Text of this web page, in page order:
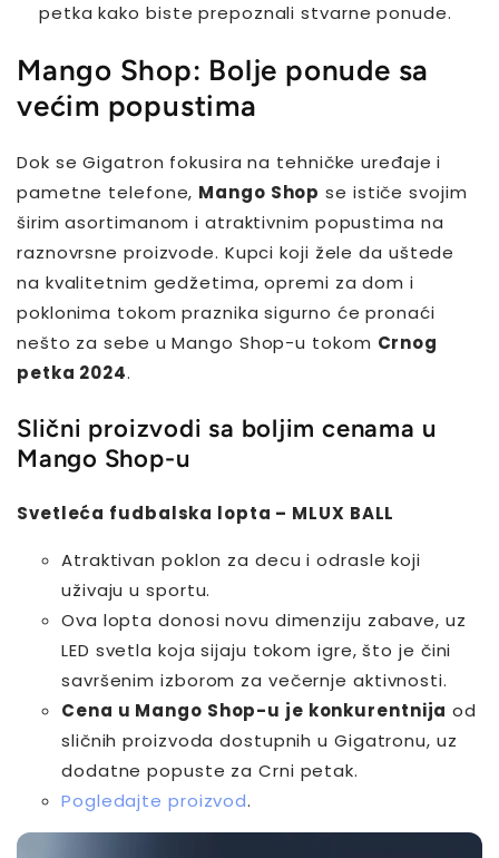
petka kako biste prepoznali stvarne ponude.
Mango Shop: Bolje ponude sa
većim popustima
Dok se Gigatron fokusira na tehničke uređaje i
pametne telefone, Mango Shop se ističe svojim
širim asortimanom i atraktivnim popustima na
raznovrsne proizvode. Kupci koji žele da uštede
na kvalitetnim gedžetima, opremi za dom i
poklonima tokom praznika sigurno će pronaći
nešto za sebe u Mango Shop-u tokom Crnog
petka 2024.
Slični proizvodi sa boljim cenama u
Mango Shop-u
Svetleća fudbalska lopta – MLUX BALL
Atraktivan poklon za decu i odrasle koji
uživaju u sportu.
Ova lopta donosi novu dimenziju zabave, uz
LED svetla koja sijaju tokom igre, što je čini
savršenim izborom za večernje aktivnosti.
Cena u Mango Shop-u je konkurentnija od
sličnih proizvoda dostupnih u Gigatronu, uz
dodatne popuste za Crni petak.
Pogledajte proizvod.